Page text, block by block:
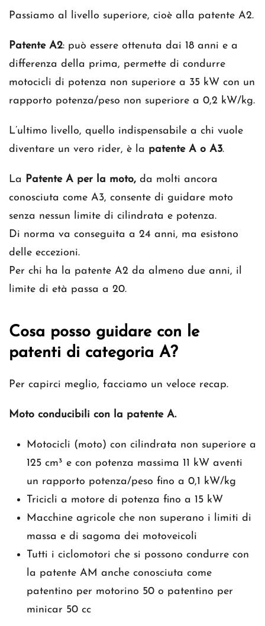
Passiamo al livello superiore, cioè alla patente A2.
Patente A2: può essere ottenuta dai 18 anni e a
differenza della prima, permette di condurre
motocicli di potenza non superiore a 35 kW con un
rapporto potenza/peso non superiore a 0,2 kW/kg.
L’ultimo livello, quello indispensabile a chi vuole
diventare un vero rider, è la patente A o A3.
La Patente A per la moto, da molti ancora
conosciuta come A3, consente di guidare moto
senza nessun limite di cilindrata e potenza.
Di norma va conseguita a 24 anni, ma esistono
delle eccezioni.
Per chi ha la patente A2 da almeno due anni, il
limite di età passa a 20.
Cosa posso guidare con le
patenti di categoria A?
Per capirci meglio, facciamo un veloce recap.
Moto conducibili con la patente A.
Motocicli (moto) con cilindrata non superiore a
125 cm³ e con potenza massima 11 kW aventi
un rapporto potenza/peso fino a 0,1 kW/kg
Tricicli a motore di potenza fino a 15 kW
Macchine agricole che non superano i limiti di
massa e di sagoma dei motoveicoli
Tutti i ciclomotori che si possono condurre con
la patente AM anche conosciuta come
patentino per motorino 50 o patentino per
minicar 50 cc